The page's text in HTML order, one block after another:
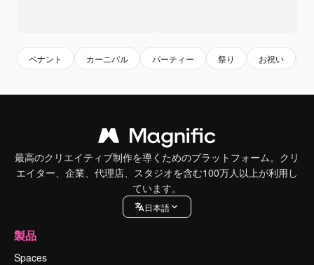
ペナント カーニバル パーティー 祭り お祝い
最高のクリエイティブ制作を導くためのプラットフォーム。クリ
エイター、企業、代理店、スタジオを含む100万人以上が利用し
ています。
日本語
製品
Spaces